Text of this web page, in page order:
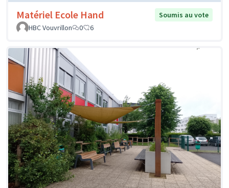
Matériel Ecole Hand
Soumis au vote
HBC Vouvrillon
0 6